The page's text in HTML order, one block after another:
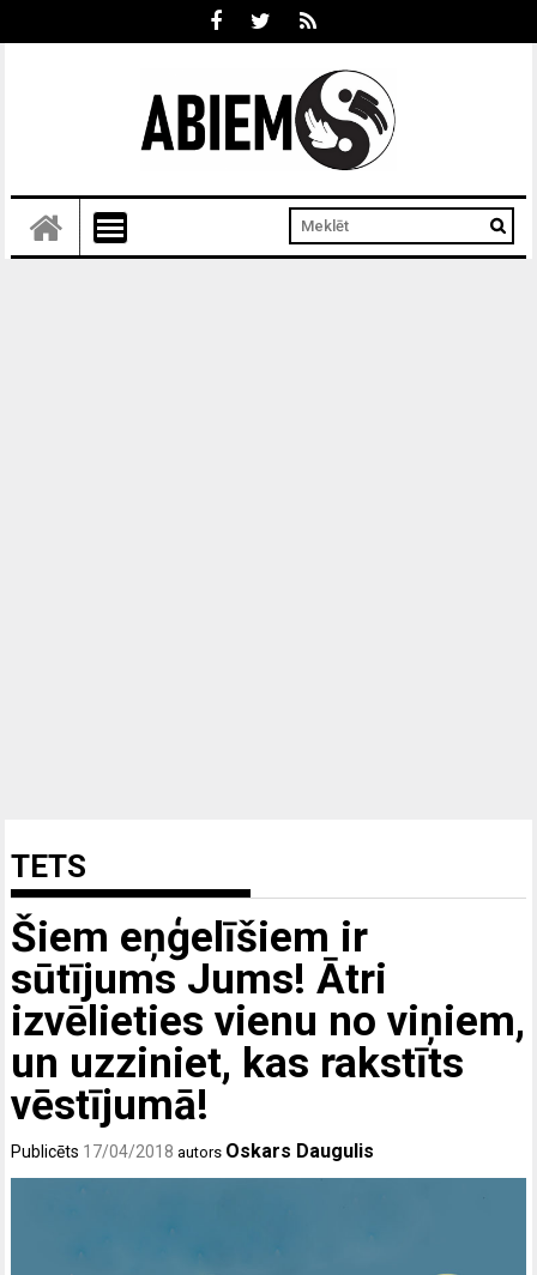
TETS
Šiem eņģelīšiem ir
sūtījums Jums! Ātri
izvēlieties vienu no viņiem,
un uzziniet, kas rakstīts
vēstījumā!
Publicēts 17/04/2018 autors Oskars Daugulis